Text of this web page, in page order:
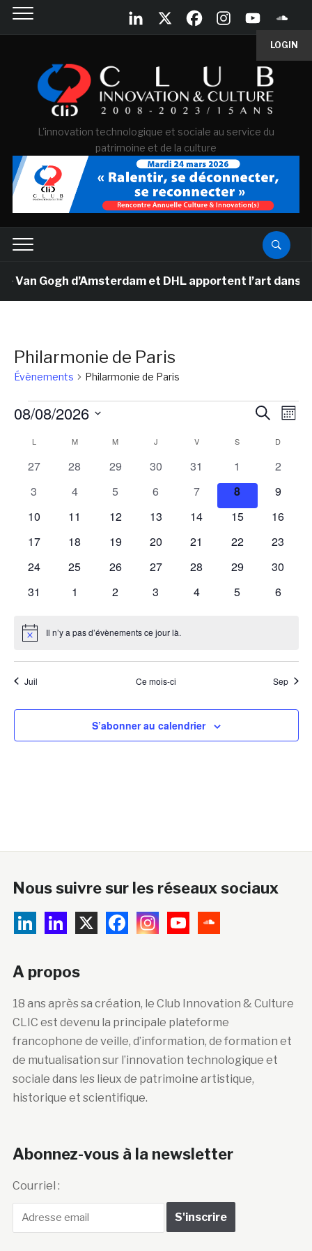
LOGIN
L'innovation technologique et sociale au service du
patrimoine et de la culture
Van Gogh d’Amsterdam et DHL apportent l’art dans
Philarmonie de Paris
Évènements Philarmonie de Paris
Évènements
de
vues
Mois
08/08/2026
date.
Calendrier
de
Évènements
LLUNDI MMARDI M MERCREDI
J VVENDREDIS D
0
27
0
28
0
29
0
30
0
évènements
31
0
évènements
1
0
2
0
3
0
4
0
5
0
6
0
évènements
7
0
évènements
8
0
9
0
10
0
11
0
12
0
13
0
14
0
15
0
16
0
17
0
18
0
19
0
20
0
21
0
22
0
23
0
24
0
25
0
26
0
27
0
28
0
29
0
30
0
31
0
1
0
2
0
3
0
4
0
5
0
6
Notice Il n’y a pas d’évènements ce jour là.
Juil Ce mois-ci Sep
S’abonner au calendrier
Nous suivre sur les réseaux sociaux
A propos
18 ans après sa création, le Club Innovation & Culture
CLIC est devenu la principale plateforme
francophone de veille, d’information, de formation et
de mutualisation sur l’innovation technologique et
sociale dans les lieux de patrimoine artistique,
historique et scientifique.
Abonnez-vous à la newsletter
Courriel :